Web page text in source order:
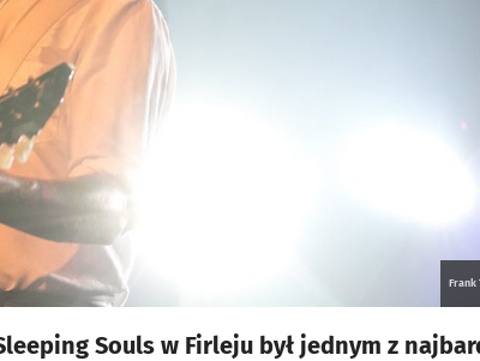
Frank
Souls w Firleju był jednym z